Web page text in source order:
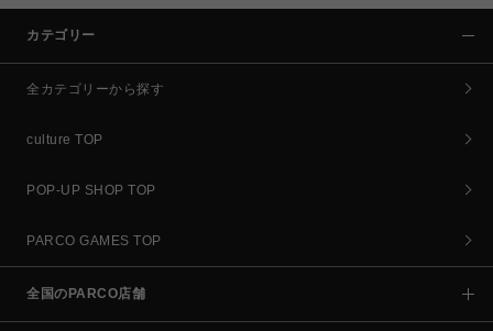
カテゴリー
全カテゴリーから探す
culture TOP
POP-UP SHOP TOP
PARCO GAMES TOP
全国のPARCO店舗